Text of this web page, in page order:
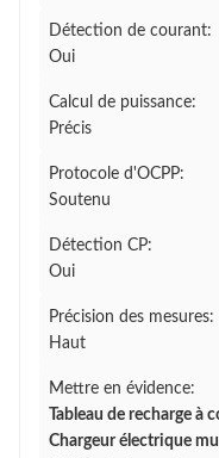
Détection de courant:
Oui
Calcul de puissance:
Précis
Protocole d'OCPP:
Soutenu
Détection CP:
Oui
Précision des mesures:
Haut
Mettre en évidence:
Tableau de recharge
Chargeur électrique